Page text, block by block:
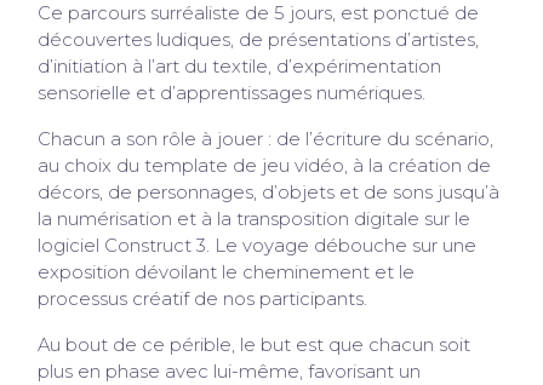
Ce parcours surréaliste de 5 jours, est ponctué de
découvertes ludiques, de présentations d’artistes,
d’initiation à l’art du textile, d’expérimentation
sensorielle et d’apprentissages numériques.
Chacun a son rôle à jouer : de l’écriture du scénario,
au choix du template de jeu vidéo, à la création de
décors, de personnages, d’objets et de sons jusqu’à
la numérisation et à la transposition digitale sur le
logiciel Construct 3. Le voyage débouche sur une
exposition dévoilant le cheminement et le
processus créatif de nos participants.
Au bout de ce périble, le but est que chacun soit
plus en phase avec lui-même, favorisant un